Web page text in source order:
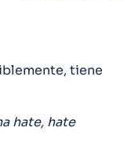
tiene
hate, hate